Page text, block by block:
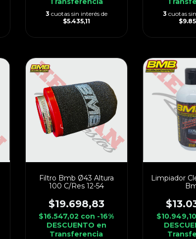
3 cuotas sin interés de
$5.435,11
3 cuotas
Filtro Bmb Ø43 Altura
100 C/Res 12-54
$19.698,83
$16.547,02 con -16%
DESCUENTO en
Transferencia
Limpiador
$10.949,10